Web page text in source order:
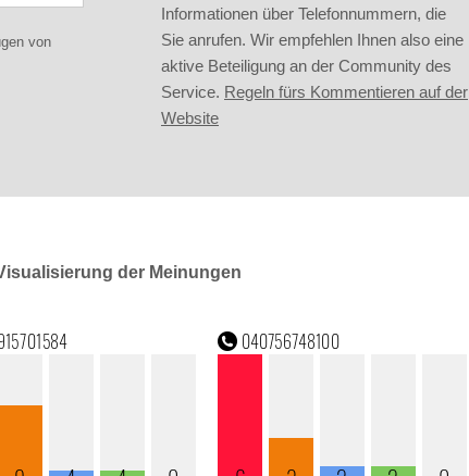
von
Informationen über Telefonnummern, die
Sie anrufen. Wir empfehlen Ihnen also eine
aktive Beteiligung an der Community des
Service. Regeln fürs Kommentieren auf der
Website
der Meinungen